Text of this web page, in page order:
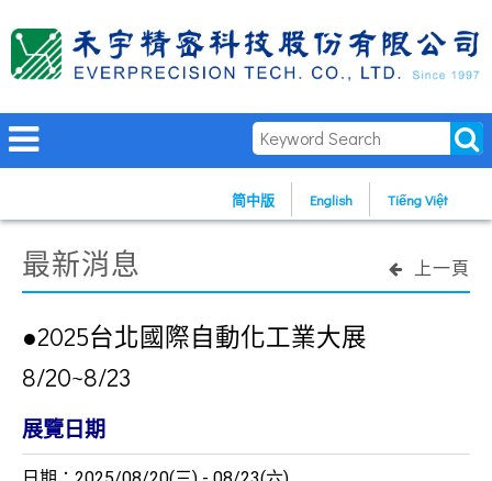
简中版 English Tiếng Việt
最新消息 上一頁
●2025台北國際自動化工業大展
8/20~8/23
展覽日期